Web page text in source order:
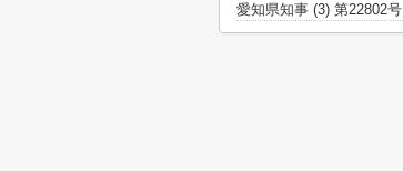
愛知県知事 (3) 第22802号